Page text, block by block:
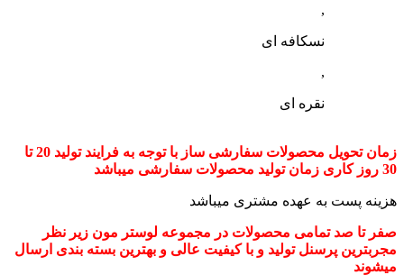
,
نسکافه ای
,
نقره ای
زمان تحویل محصولات سفارشی ساز با توجه به فرایند تولید 20 تا
30 روز کاری زمان تولید محصولات سفارشی میباشد
هزینه پست به عهده مشتری میباشد
صفر تا صد تمامی محصولات در مجموعه لوستر مون زیر نظر
مجربترین پرسنل تولید و با کیفیت عالی و بهترین بسته بندی ارسال
میشوند